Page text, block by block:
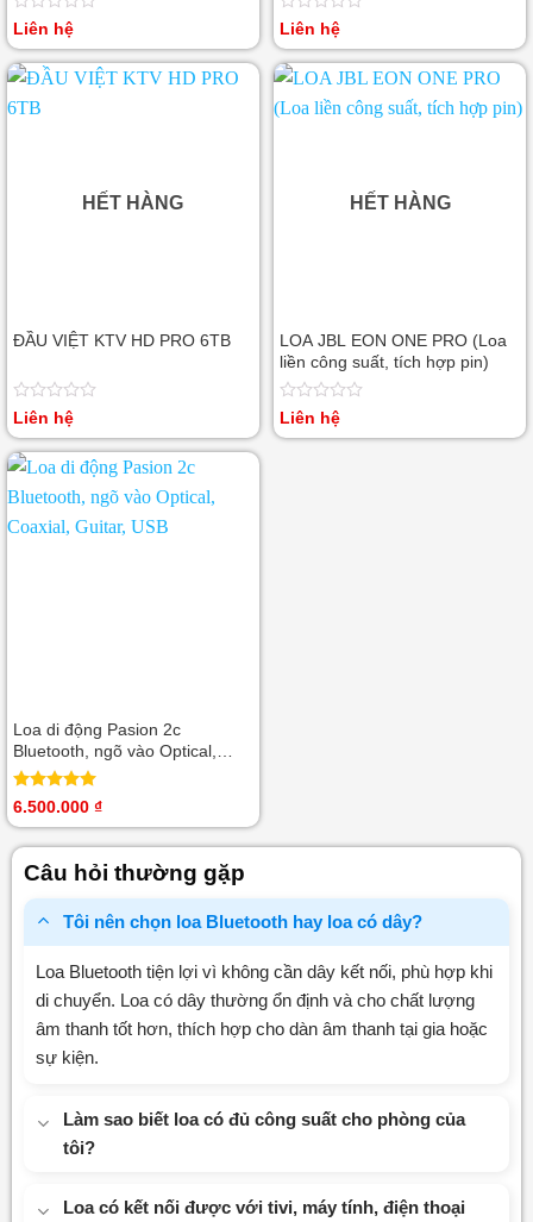
Được
hạng
0
sao
Liên hệ
Được
hạng
0
sao
Liên hệ
HẾT HÀNG
ĐẦU VIỆT KTV HD PRO 6TB
Được
hạng
0
sao
Liên hệ
HẾT HÀNG
LOA JBL EON ONE PRO (Loa
liền công suất, tích hợp pin)
Được
Liên hệ
Loa di động Pasion 2c
Bluetooth, ngõ vào Optical,
Coaxial, Guitar, USB
Được xếp
6.500.000 ₫
Câu hỏi thường gặp
Tôi nên chọn loa Bluetooth hay loa có dây?
Loa Bluetooth tiện lợi vì không cần dây kết nối, phù hợp khi
di chuyển. Loa có dây thường ổn định và cho chất lượng
âm thanh tốt hơn, thích hợp cho dàn âm thanh tại gia hoặc
sự kiện.
Làm sao biết loa có đủ công suất cho phòng của
tôi?
Loa có kết nối được với tivi, máy tính, điện thoại